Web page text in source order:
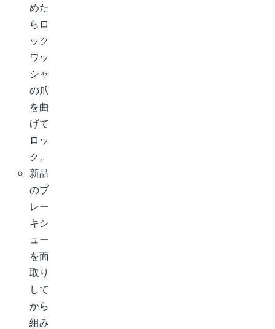
めた
らロ
ック
ワッ
シャ
の爪
を曲
げて
ロッ
ク。
新品
のブ
レー
キシ
ュー
を面
取り
して
から
組み